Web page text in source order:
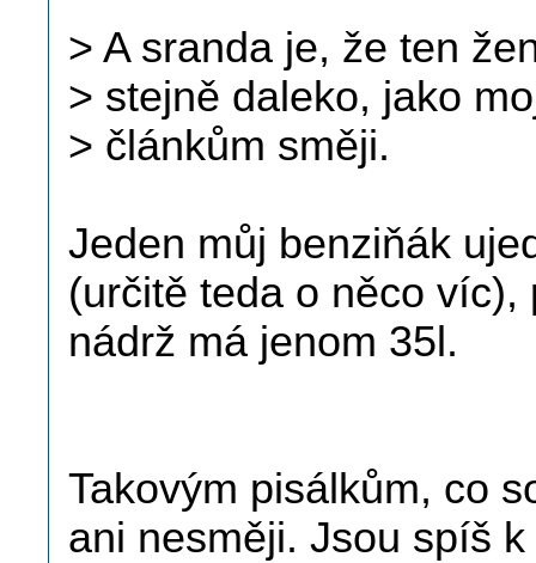
> A sranda je, že ten
> stejně daleko, jako
> článkům směji.
Jeden můj benziňák
(určitě teda o něco
nádrž má jenom 35l.
Takovým pisálkům, co
ani nesměji. Jsou spíš